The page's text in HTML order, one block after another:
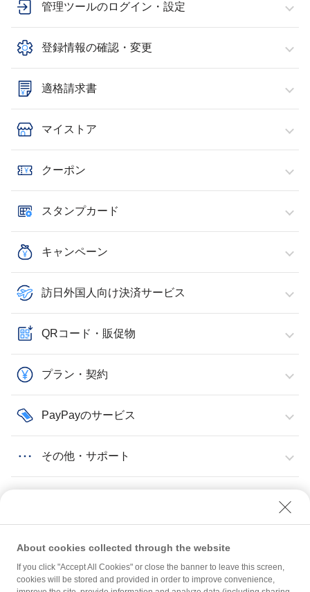
管理ツールのログイン・設定
登録情報の確認・変更
適格請求書
マイストア
クーポン
スタンプカード
キャンペーン
訪日外国人向け決済サービス
QRコード・販促物
プラン・契約
PayPayのサービス
その他・サポート
管理ツールのログイン・設定
2要素認証・認証コード
ログイン認証コードのメールが届かない
About cookies collected through the website
If you click "Accept All Cookies" or close the banner to leave this screen,
cookies will be stored and provided in order to improve convenience,